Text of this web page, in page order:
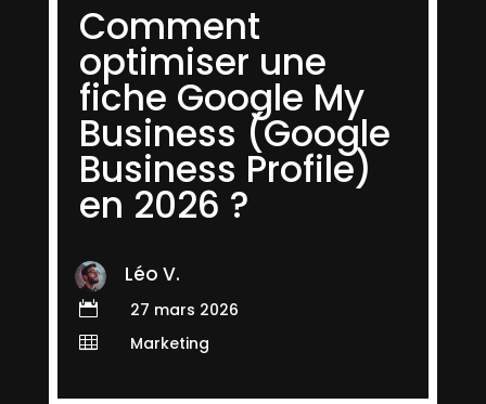
Comment
optimiser une
fiche Google My
Business (Google
Business Profile)
en 2026 ?
Léo V.
 27 mars 2026
 Marketing